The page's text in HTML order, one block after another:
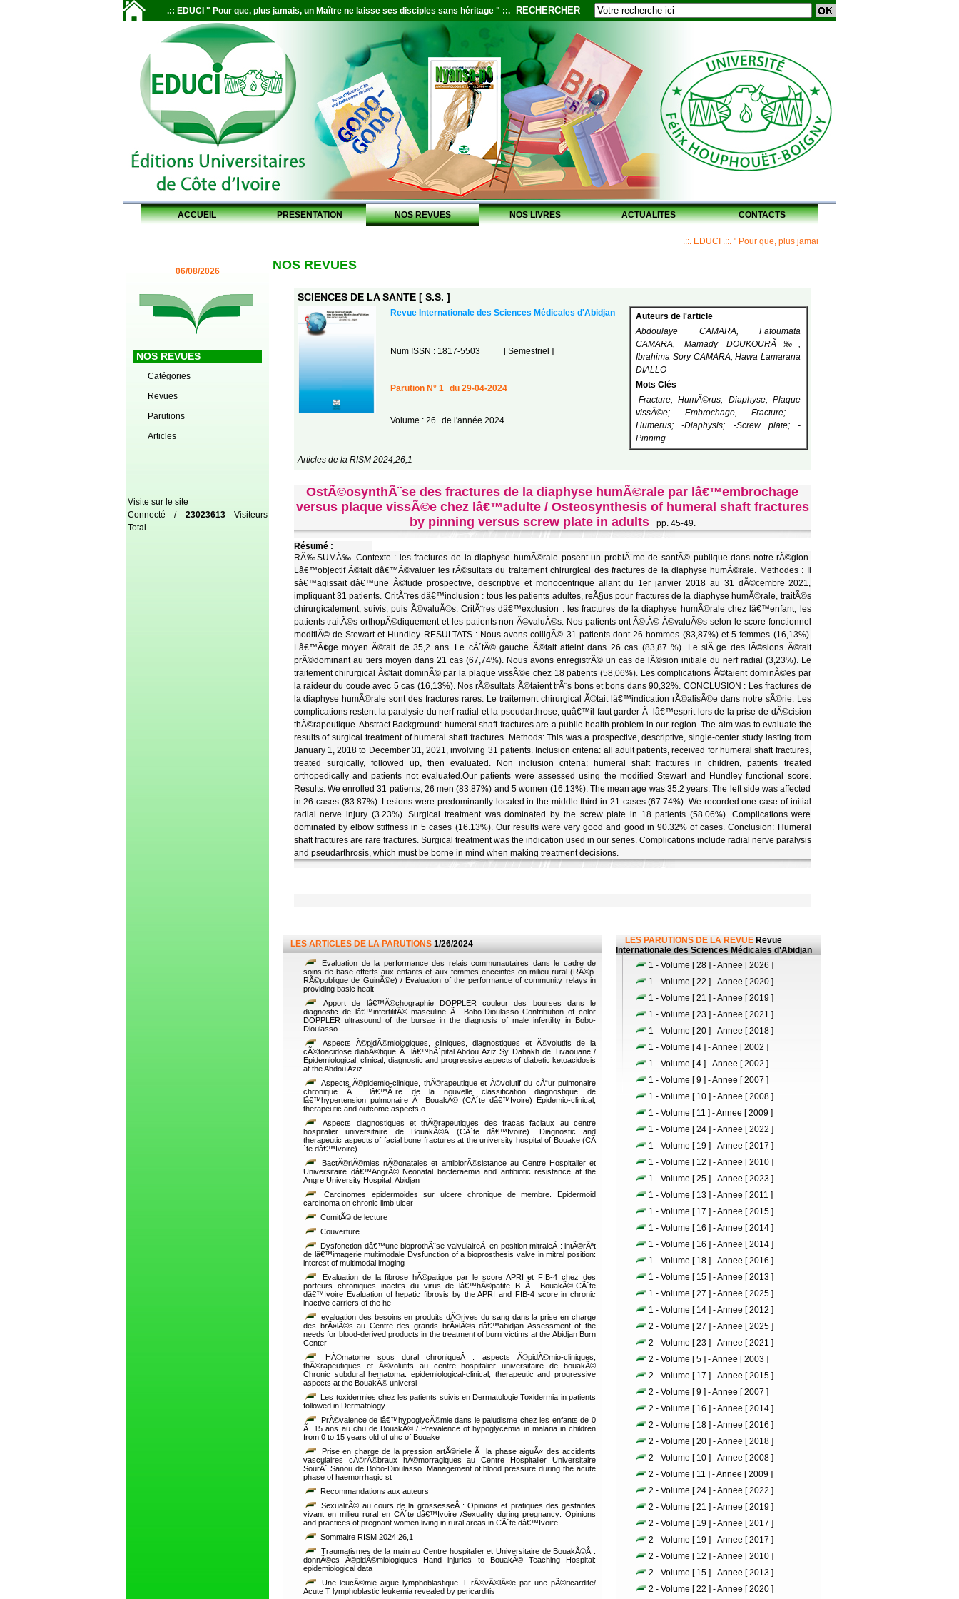
.:: EDUCI " Pour que, plus jamais, un Maître ne laisse ses disciples sans héritage " ::. RECHERCHER
ACCUEIL PRESENTATION NOS REVUES NOS LIVRES ACTUALITES CONTACTS
.::. EDUCI .::. " Pour que, plus jamais, un Maître ne laisse ses disciples sans
06/08/2026
NOS REVUES
Catégories
Revues
Parutions
Articles
Visite sur le site
Connecté / 23023613Visiteurs
Total
NOS REVUES
SCIENCES DE LA SANTE [ S.S. ]
Revue Internationale des Sciences Médicales d'Abidjan
Auteurs de l'article
Abdoulaye CAMARA, Fatoumata
CAMARA, Mamady DOUKOURÃ‰,
Ibrahima Sory CAMARA, Hawa Lamarana
DIALLO
Mots Clés
-Fracture; -HumÃ©rus; -Diaphyse; -Plaque
vissÃ©e; -Embrochage, -Fracture; -
Humerus; -Diaphysis; -Screw plate; -
Pinning
Num ISSN : 1817-5503 [ Semestriel ]
Parution N° 1 du 29-04-2024
Volume : 26 de l'année 2024
Articles de la RISM 2024;26,1
OstÃ©osynthÃ¨se des fractures de la diaphyse humÃ©rale par lâ€™embrochage
versus plaque vissÃ©e chez lâ€™adulte / Osteosynthesis of humeral shaft fractures
by pinning versus screw plate in adults
pp. 45-49.
Résumé :
RÃ‰SUMÃ‰ Contexte : les fractures de la diaphyse humÃ©rale posent un problÃ¨me de santÃ© publique dans notre rÃ©gion.
Lâ€™objectif Ã©tait dâ€™Ã©valuer les rÃ©sultats du traitement chirurgical des fractures de la diaphyse humÃ©rale. Methodes : Il
sâ€™agissait dâ€™une Ã©tude prospective, descriptive et monocentrique allant du 1er janvier 2018 au 31 dÃ©cembre 2021,
impliquant 31 patients. CritÃ¨res dâ€™inclusion : tous les patients adultes, reÃ§us pour fractures de la diaphyse humÃ©rale, traitÃ©s
chirurgicalement, suivis, puis Ã©valuÃ©s. CritÃ¨res dâ€™exclusion : les fractures de la diaphyse humÃ©rale chez lâ€™enfant, les
patients traitÃ©s orthopÃ©diquement et les patients non Ã©valuÃ©s. Nos patients ont Ã©tÃ© Ã©valuÃ©s selon le score fonctionnel
modifiÃ© de Stewart et Hundley RESULTATS : Nous avons colligÃ© 31 patients dont 26 hommes (83,87%) et 5 femmes (16,13%).
Lâ€™Ã¢ge moyen Ã©tait de 35,2 ans. Le cÃ´tÃ© gauche Ã©tait atteint dans 26 cas (83,87 %). Le siÃ¨ge des lÃ©sions Ã©tait
prÃ©dominant au tiers moyen dans 21 cas (67,74%). Nous avons enregistrÃ© un cas de lÃ©sion initiale du nerf radial (3,23%). Le
traitement chirurgical Ã©tait dominÃ© par la plaque vissÃ©e chez 18 patients (58,06%). Les complications Ã©taient dominÃ©es par
la raideur du coude avec 5 cas (16,13%). Nos rÃ©sultats Ã©taient trÃ¨s bons et bons dans 90,32%. CONCLUSION : Les fractures de
la diaphyse humÃ©rale sont des fractures rares. Le traitement chirurgical Ã©tait lâ€™indication rÃ©alisÃ©e dans notre sÃ©rie. Les
complications restent la paralysie du nerf radial et la pseudarthrose, quâ€™il faut garder Ã lâ€™esprit lors de la prise de dÃ©cision
thÃ©rapeutique. Abstract Background: humeral shaft fractures are a public health problem in our region. The aim was to evaluate the
results of surgical treatment of humeral shaft fractures. Methods: This was a prospective, descriptive, single-center study lasting from
January 1, 2018 to December 31, 2021, involving 31 patients. Inclusion criteria: all adult patients, received for humeral shaft fractures,
treated surgically, followed up, then evaluated. Non inclusion criteria: humeral shaft fractures in children, patients treated
orthopedically and patients not evaluated.Our patients were assessed using the modified Stewart and Hundley functional score.
Results: We enrolled 31 patients, 26 men (83.87%) and 5 women (16.13%). The mean age was 35.2 years. The left side was affected
in 26 cases (83.87%). Lesions were predominantly located in the middle third in 21 cases (67.74%). We recorded one case of initial
radial nerve injury (3.23%). Surgical treatment was dominated by the screw plate in 18 patients (58.06%). Complications were
dominated by elbow stiffness in 5 cases (16.13%). Our results were very good and good in 90.32% of cases. Conclusion: Humeral
shaft fractures are rare fractures. Surgical treatment was the indication used in our series. Complications include radial nerve paralysis
and pseudarthrosis, which must be borne in mind when making treatment decisions.
LES ARTICLES DE LA PARUTIONS 1/26/2024
Evaluation de la performance des relais communautaires dans le cadre de
soins de base offerts aux enfants et aux femmes enceintes en milieu rural (RÃ©p.
RÃ©publique de GuinÃ©e) / Evaluation of the performance of community relays in
providing basic healt
Apport de lâ€™Ã©chographie DOPPLER couleur des bourses dans le
diagnostic de lâ€™infertilitÃ© masculine Ã Bobo-Dioulasso Contribution of color
DOPPLER ultrasound of the bursae in the diagnosis of male infertility in Bobo-
Dioulasso
Aspects Ã©pidÃ©miologiques, cliniques, diagnostiques et Ã©volutifs de la
cÃ©toacidose diabÃ©tique Ã lâ€™hÃ´pital Abdou Aziz Sy Dabakh de Tivaouane /
Epidemiological, clinical, diagnostic and progressive aspects of diabetic ketoacidosis
at the Abdou Aziz
Aspects Ã©pidemio-clinique, thÃ©rapeutique et Ã©volutif du cÅ“ur pulmonaire
chronique Ã lâ€™Ã¨re de la nouvelle classification diagnostique de
lâ€™hypertension pulmonaire Ã BouakÃ© (CÃ´te dâ€™Ivoire) Epidemio-clinical,
therapeutic and outcome aspects o
Aspects diagnostiques et thÃ©rapeutiques des fracas faciaux au centre
hospitalier universitaire de BouakÃ©Â (CÃ´te dâ€™Ivoire). Diagnostic and
therapeutic aspects of facial bone fractures at the university hospital of Bouake (CÃ
´te dâ€™Ivoire)
BactÃ©riÃ©mies nÃ©onatales et antibiorÃ©sistance au Centre Hospitalier et
Universitaire dâ€™AngrÃ© Neonatal bacteraemia and antibiotic resistance at the
Angre University Hospital, Abidjan
Carcinomes epidermoides sur ulcere chronique de membre. Epidermoid
carcinoma on chronic limb ulcer
ComitÃ© de lecture
Couverture
Dysfonction dâ€™une bioprothÃ¨se valvulaireÂ en position mitraleÂ : intÃ©rÃªt
de lâ€™imagerie multimodale Dysfunction of a bioprosthesis valve in mitral position:
interest of multimodal imaging
Evaluation de la fibrose hÃ©patique par le score APRI et FIB-4 chez des
porteurs chroniques inactifs du virus de lâ€™hÃ©patite B Ã BouakÃ©-CÃ´te
dâ€™Ivoire Evaluation of hepatic fibrosis by the APRI and FIB-4 score in chronic
inactive carriers of the he
evaluation des besoins en produits dÃ©rives du sang dans la prise en charge
des brÃ»lÃ©s au Centre des grands brÃ»lÃ©s dâ€™abidjan Assessment of the
needs for blood-derived products in the treatment of burn victims at the Abidjan Burn
Center
HÃ©matome sous dural chroniqueÂ : aspects Ã©pidÃ©mio-cliniques,
thÃ©rapeutiques et Ã©volutifs au centre hospitalier universitaire de bouakÃ©
Chronic subdural hematoma: epidemiological-clinical, therapeutic and progressive
aspects at the BouakÃ© universi
Les toxidermies chez les patients suivis en Dermatologie Toxidermia in patients
followed in Dermatology
PrÃ©valence de lâ€™hypoglycÃ©mie dans le paludisme chez les enfants de 0
Ã 15 ans au chu de BouakÃ© / Prevalence of hypoglycemia in malaria in children
from 0 to 15 years old of uhc of Bouake
Prise en charge de la pression artÃ©rielle Ã la phase aiguÃ« des accidents
vasculaires cÃ©rÃ©braux hÃ©morragiques au Centre Hospitalier Universitaire
SourÃ´ Sanou de Bobo-Dioulasso. Management of blood pressure during the acute
phase of haemorrhagic st
Recommandations aux auteurs
SexualitÃ© au cours de la grossesseÂ : Opinions et pratiques des gestantes
vivant en milieu rural en CÃ´te dâ€™Ivoire /Sexuality during pregnancy: Opinions
and practices of pregnant women living in rural areas in CÃ´te dâ€™Ivoire
Sommaire RISM 2024;26,1
Traumatismes de la main au Centre hospitalier et Universitaire de BouakÃ©Â :
donnÃ©es Ã©pidÃ©miologiques Hand injuries to BouakÃ© Teaching Hospital:
epidemiological data
Une leucÃ©mie aigue lymphoblastique T rÃ©vÃ©lÃ©e par une pÃ©ricardite/
Acute T lymphoblastic leukemia revealed by pericarditis
LES PARUTIONS DE LA REVUE Revue
Internationale des Sciences Médicales d'Abidjan
1 - Volume [ 28 ] - Annee [ 2026 ]
1 - Volume [ 22 ] - Annee [ 2020 ]
1 - Volume [ 21 ] - Annee [ 2019 ]
1 - Volume [ 23 ] - Annee [ 2021 ]
1 - Volume [ 20 ] - Annee [ 2018 ]
1 - Volume [ 4 ] - Annee [ 2002 ]
1 - Volume [ 4 ] - Annee [ 2002 ]
1 - Volume [ 9 ] - Annee [ 2007 ]
1 - Volume [ 10 ] - Annee [ 2008 ]
1 - Volume [ 11 ] - Annee [ 2009 ]
1 - Volume [ 24 ] - Annee [ 2022 ]
1 - Volume [ 19 ] - Annee [ 2017 ]
1 - Volume [ 12 ] - Annee [ 2010 ]
1 - Volume [ 25 ] - Annee [ 2023 ]
1 - Volume [ 13 ] - Annee [ 2011 ]
1 - Volume [ 17 ] - Annee [ 2015 ]
1 - Volume [ 16 ] - Annee [ 2014 ]
1 - Volume [ 16 ] - Annee [ 2014 ]
1 - Volume [ 18 ] - Annee [ 2016 ]
1 - Volume [ 15 ] - Annee [ 2013 ]
1 - Volume [ 27 ] - Annee [ 2025 ]
1 - Volume [ 14 ] - Annee [ 2012 ]
2 - Volume [ 27 ] - Annee [ 2025 ]
2 - Volume [ 23 ] - Annee [ 2021 ]
2 - Volume [ 5 ] - Annee [ 2003 ]
2 - Volume [ 17 ] - Annee [ 2015 ]
2 - Volume [ 9 ] - Annee [ 2007 ]
2 - Volume [ 16 ] - Annee [ 2014 ]
2 - Volume [ 18 ] - Annee [ 2016 ]
2 - Volume [ 20 ] - Annee [ 2018 ]
2 - Volume [ 10 ] - Annee [ 2008 ]
2 - Volume [ 11 ] - Annee [ 2009 ]
2 - Volume [ 24 ] - Annee [ 2022 ]
2 - Volume [ 21 ] - Annee [ 2019 ]
2 - Volume [ 19 ] - Annee [ 2017 ]
2 - Volume [ 19 ] - Annee [ 2017 ]
2 - Volume [ 12 ] - Annee [ 2010 ]
2 - Volume [ 15 ] - Annee [ 2013 ]
2 - Volume [ 22 ] - Annee [ 2020 ]